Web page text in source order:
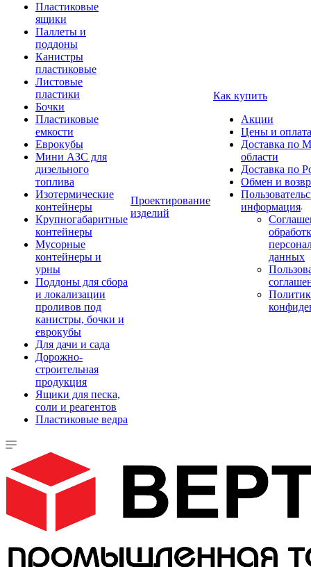
Пластиковые
ящики
Паллеты и
поддоны
Канистры
пластиковые
Листовые
пластики
Бочки
Пластиковые
емкости
Еврокубы
Мини АЗС для
дизельного
топлива
Изотермические
контейнеры
Крупногабаритные
контейнеры
Мусорные
контейнеры и
урны
Поддоны для сбора
и локализации
проливов под
канистры, бочки и
еврокубы
Для дачи и сада
Дорожно-
строительная
продукция
Ящики для песка,
соли и реагентов
Пластиковые ведра
Проектирование
изделий
Как купить
Акции
Цены и оплата
Доставка по
области
Доставка по
Обмен и
информация
данных